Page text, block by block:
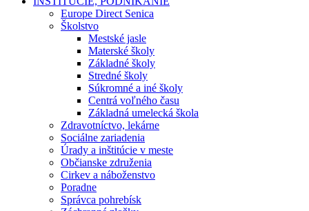
Europe Direct Senica
Školstvo
Mestské jasle
Materské školy
Základné školy
Stredné školy
Súkromné a iné školy
Centrá voľného času
Základná umelecká škola
Zdravotníctvo, lekárne
Sociálne zariadenia
Úrady a inštitúcie v meste
Občianske združenia
Cirkev a náboženstvo
Poradne
Správca pohrebísk